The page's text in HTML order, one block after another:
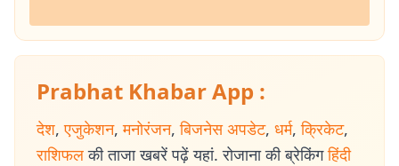
Prabhat Khabar App :
देश, एजुकेशन, मनोरंजन, बिजनेस अपडेट, धर्म, क्रिकेट,
राशिफल की ताजा खबरें पढ़ें यहां. रोजाना की ब्रेकिंग हिंदी